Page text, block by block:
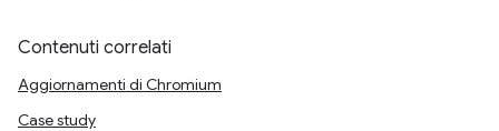
Contenuti correlati
Aggiornamenti di Chromium
Case study